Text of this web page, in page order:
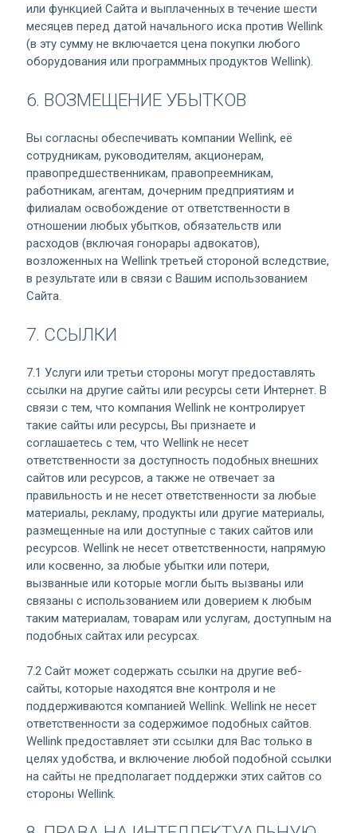
или функцией Сайта и выплаченных в течение шести
месяцев перед датой начального иска против Wellink
(в эту сумму не включается цена покупки любого
оборудования или программных продуктов Wellink).
6. ВОЗМЕЩЕНИЕ УБЫТКОВ
Вы согласны обеспечивать компании Wellink, её
сотрудникам, руководителям, акционерам,
правопредшественникам, правопреемникам,
работникам, агентам, дочерним предприятиям и
филиалам освобождение от ответственности в
отношении любых убытков, обязательств или
расходов (включая гонорары адвокатов),
возложенных на Wellink третьей стороной вследствие,
в результате или в связи с Вашим использованием
Сайта.
7. ССЫЛКИ
7.1 Услуги или третьи стороны могут предоставлять
ссылки на другие сайты или ресурсы сети Интернет. В
связи с тем, что компания Wellink не контролирует
такие сайты или ресурсы, Вы признаете и
соглашаетесь с тем, что Wellink не несет
ответственности за доступность подобных внешних
сайтов или ресурсов, а также не отвечает за
правильность и не несет ответственности за любые
материалы, рекламу, продукты или другие материалы,
размещенные на или доступные с таких сайтов или
ресурсов. Wellink не несет ответственности, напрямую
или косвенно, за любые убытки или потери,
вызванные или которые могли быть вызваны или
связаны с использованием или доверием к любым
таким материалам, товарам или услугам, доступным на
подобных сайтах или ресурсах.
7.2 Сайт может содержать ссылки на другие веб-
сайты, которые находятся вне контроля и не
поддерживаются компанией Wellink. Wellink не несет
ответственности за содержимое подобных сайтов.
Wellink предоставляет эти ссылки для Вас только в
целях удобства, и включение любой подобной ссылки
на сайты не предполагает поддержки этих сайтов со
стороны Wellink.